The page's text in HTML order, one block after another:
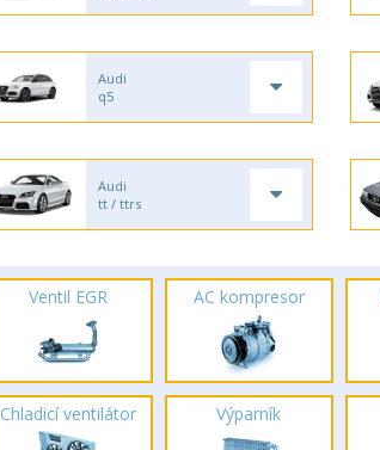
Audi
q5
Audi
tt / ttrs
Ventil EGR AC kompresor
Chladicí ventilátor Výparník